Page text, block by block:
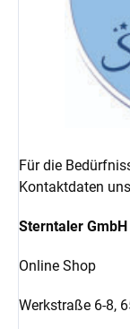
Für die
Kontaktdaten
Sterntaler GmbH
Online Shop
Werkstraße 6-8,